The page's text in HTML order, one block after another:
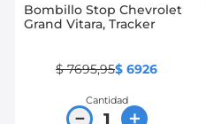
Bombillo Stop Chevrolet
Grand Vitara, Tracker
$ 7695,95$ 6926
Cantidad
＋
－